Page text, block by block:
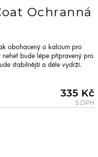
Ochranná
obohacený o kalcium pro
nehet bude lépe připravený pro
stabilnější a déle vydrží.
335 Kč
S DPH